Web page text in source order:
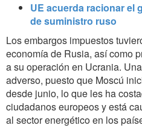
UE acuerda racionar el
de suministro ruso
Los embargos impuestos
economía de Rusia, así como
a su operación en Ucrania.
adverso, puesto que Moscú
desde junio, lo que les ha
ciudadanos europeos y está
al sector energético en los